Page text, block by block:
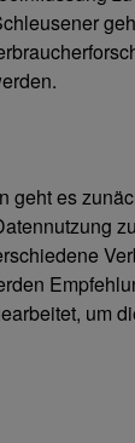
es
um